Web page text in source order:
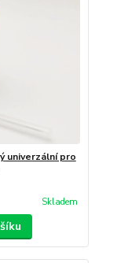
univerzální pro
Skladem